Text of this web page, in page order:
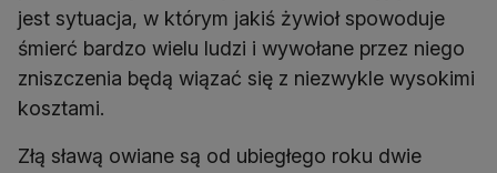
jest sytuacja, w którym jakiś żywioł spowoduje
śmierć bardzo wielu ludzi i wywołane przez niego
zniszczenia będą wiązać się z niezwykle wysokimi
kosztami.
Złą sławą owiane są od ubiegłego roku dwie